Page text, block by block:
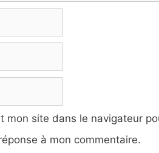
mon site dans le navigateur
à mon commentaire.